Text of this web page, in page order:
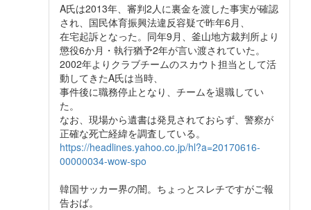
A氏は2013年、審判2人に裏金を渡した事実が確認
され、国民体育振興法違反容疑で昨年6月、
在宅起訴となった。同年9月、釜山地方裁判所より
懲役6か月・執行猶予2年が言い渡されていた。
2002年よりクラブチームのスカウト担当として活
動してきたA氏は当時、
事件後に職務停止となり、チームを退職してい
た。
なお、現場から遺書は発見されておらず、警察が
正確な死亡経緯を調査している。
https://headlines.yahoo.co.jp/hl?a=20170616-
00000034-wow-spo
韓国サッカー界の闇。ちょっとスレチですがご報
告おば。